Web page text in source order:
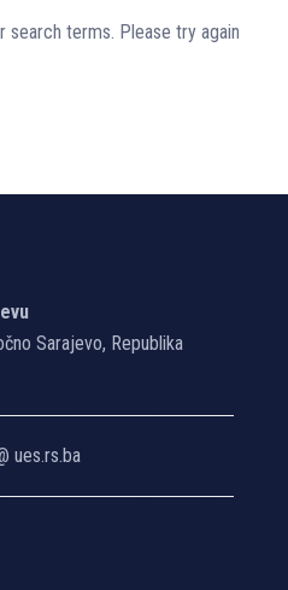
search terms. Please try again
Sarajevo, Republika
ues.rs.ba